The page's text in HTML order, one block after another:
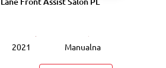
2021 Manualna